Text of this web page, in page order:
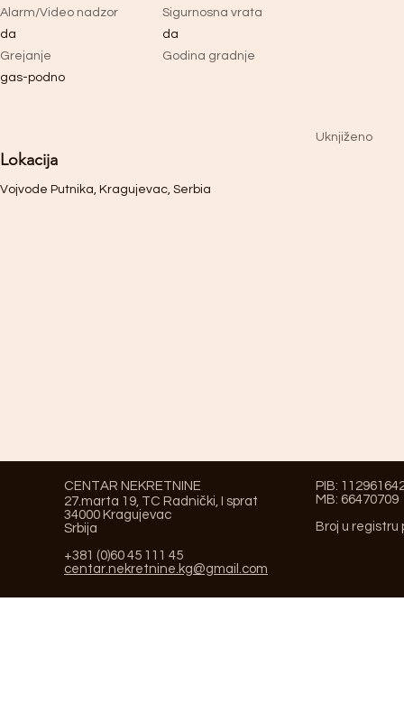
Alarm/Video nadzor
da
Grejanje
gas-podno
Sigurnosna vrata
da
Godina gradnje
Uknjiženo
Lokacija
Vojvode Putnika, Kragujevac, Serbia
CENTAR NEKRETNINE
27.marta 19, TC Radnički, I sprat
34000 Kragujevac
Srbija
+381 (0)60 45 111 45
centar.nekretnine.kg@gmail.com
PIB:
MB: 66470709
Broj u registru